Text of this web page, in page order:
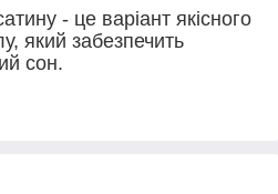
- це варіант якісного
який забезпечить
сон.